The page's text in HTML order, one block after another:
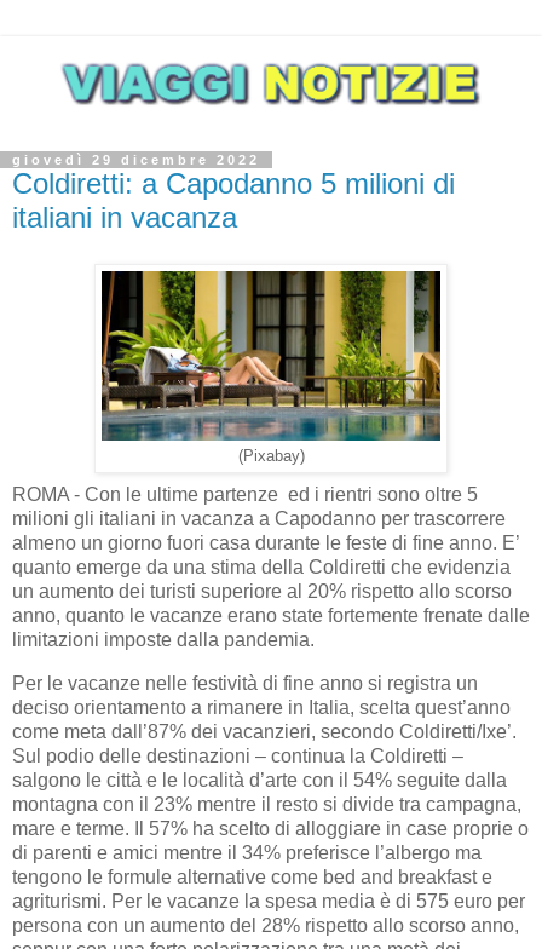
giovedì 29 dicembre 2022
Coldiretti: a Capodanno 5 milioni di
italiani in vacanza
(Pixabay)
ROMA - Con le ultime partenze ed i rientri sono oltre 5
milioni gli italiani in vacanza a Capodanno per trascorrere
almeno un giorno fuori casa durante le feste di fine anno. E’
quanto emerge da una stima della Coldiretti che evidenzia
un aumento dei turisti superiore al 20% rispetto allo scorso
anno, quanto le vacanze erano state fortemente frenate dalle
limitazioni imposte dalla pandemia.
Per le vacanze nelle festività di fine anno si registra un
deciso orientamento a rimanere in Italia, scelta quest’anno
come meta dall’87% dei vacanzieri, secondo Coldiretti/Ixe’.
Sul podio delle destinazioni – continua la Coldiretti –
salgono le città e le località d’arte con il 54% seguite dalla
montagna con il 23% mentre il resto si divide tra campagna,
mare e terme. Il 57% ha scelto di alloggiare in case proprie o
di parenti e amici mentre il 34% preferisce l’albergo ma
tengono le formule alternative come bed and breakfast e
agriturismi. Per le vacanze la spesa media è di 575 euro per
persona con un aumento del 28% rispetto allo scorso anno,